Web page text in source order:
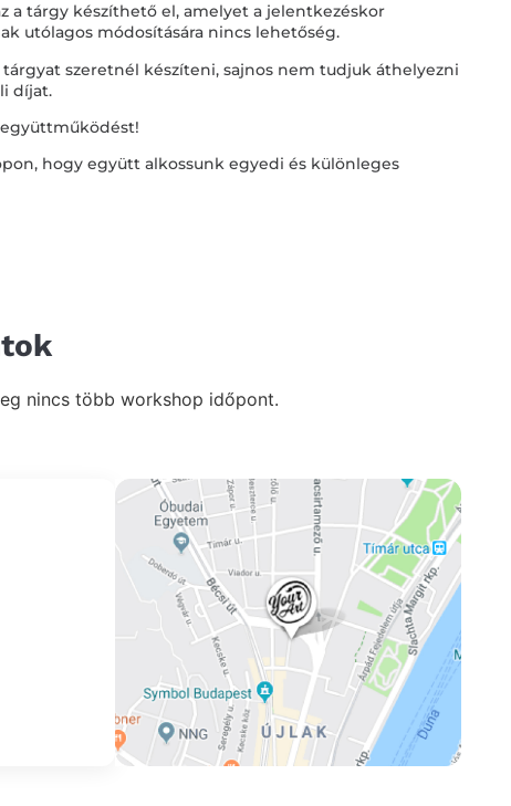
a tárgy készíthető el, amelyet a jelentkezéskor
utólagos módosítására nincs lehetőség.
szeretnél készíteni, sajnos nem tudjuk áthelyezni
díjat.
hogy együtt alkossunk egyedi és különleges
nincs több workshop időpont.